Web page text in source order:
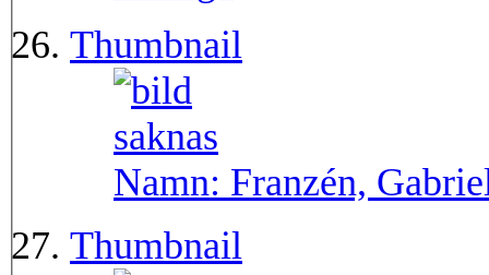
Thumbnail
Namn: Franzén,
Thumbnail